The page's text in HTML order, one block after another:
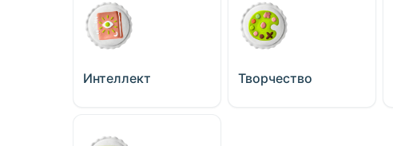
Интеллект Творчество